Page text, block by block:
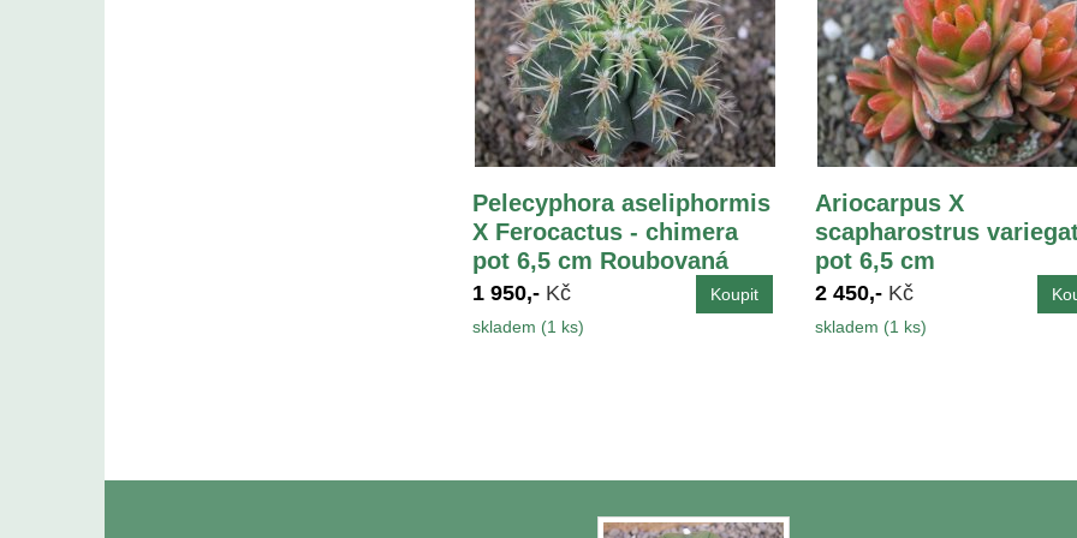
Pelecyphora aseliphormis
X Ferocactus - chimera
pot 6,5 cm Roubovaná
1 950,- Kč
skladem (1 ks)
Ariocarpus X
scapharostrus
pot 6,5 cm
2 450,- Kč
skladem (1 ks)